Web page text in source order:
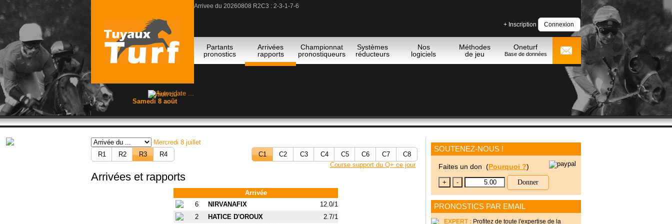
Edition du
Samedi 8 aoüt
Arrivee du 20260808 R2C3 : 2-3-1-7-6
#Pronostic du 08/08 R2C1 : 7(Anna De La Sol) -3(Emjaytwentythree) -6(Orthos)
+ Inscription Connexion
Partants
pronostics
Arrivées
rapports
Championnat
pronostiqueurs
Systèmes
réducteurs
Nos
logiciels
Méthodes
de jeu
Oneturf
Base de données
Mercredi 8 juillet
R1
R2 R3 R4 C1 C2 C3 C4 C5 C6 C7
C8
Course support du Q+ ce jour
Arrivées et rapports
Arrivée
6
NIRVANAFIX
12.0/1
2
HATICE D'OROUX
2.7/1
SOUTENEZ-NOUS !
Faites un don (Pourquoi ?)
Donner
PRONOSTICS PAR EMAIL
EXPERT : Profitez de toute l'expertise de la